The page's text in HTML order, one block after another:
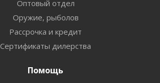
Оптовый отдел
Оружие, рыболов
Рассрочка и кредит
Сертификаты дилерства
Помощь